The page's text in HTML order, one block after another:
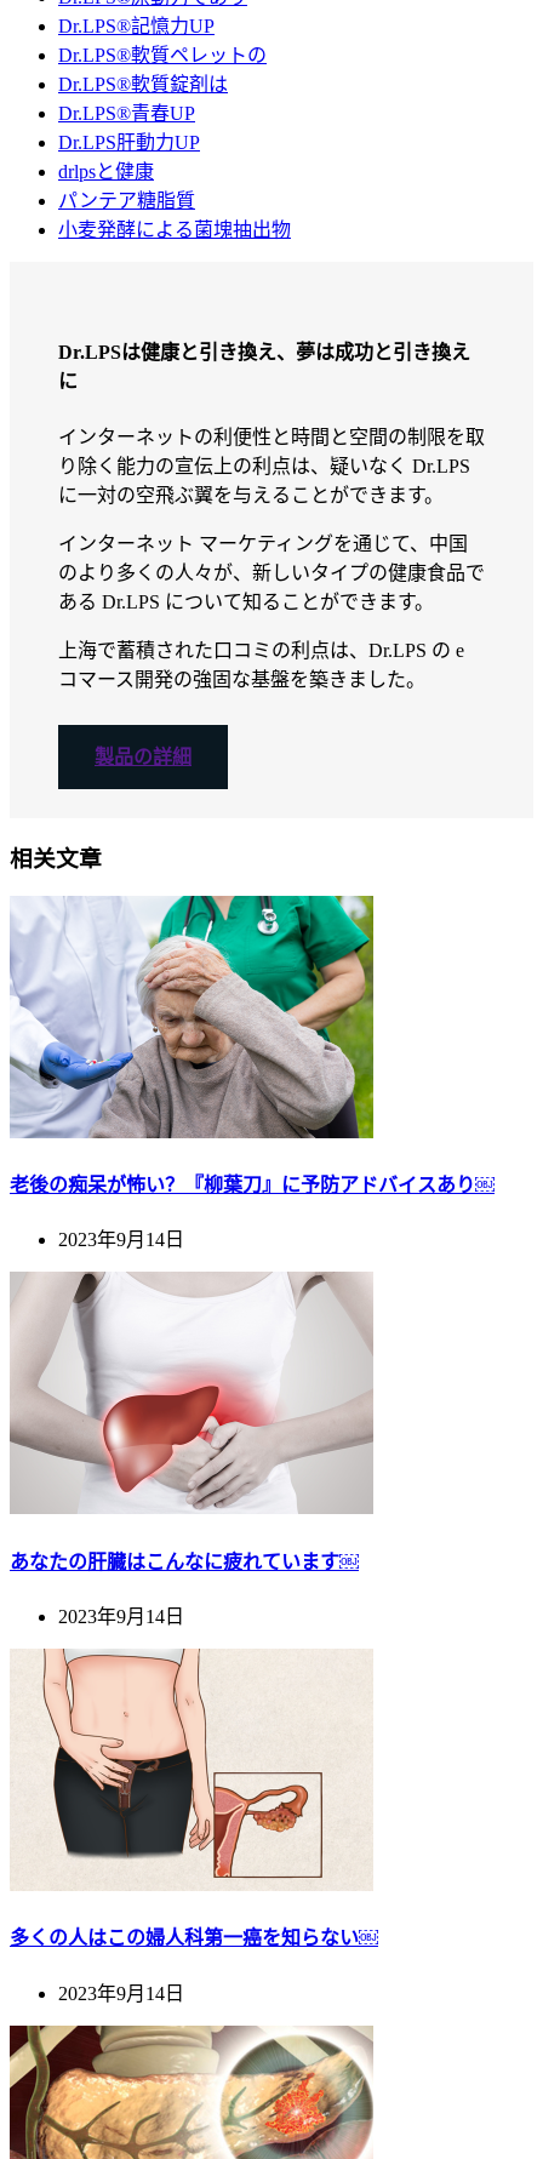
Dr.LPS®記憶力UP
Dr.LPS®軟質ペレットの
Dr.LPS®軟質錠剤は
Dr.LPS®青春UP
Dr.LPS肝動力UP
drlpsと健康
パンテア糖脂質
小麦発酵による菌塊抽出物
Dr.LPSは健康と引き換え、夢は成功と引き換え
に
インターネットの利便性と時間と空間の制限を取
り除く能力の宣伝上の利点は、疑いなく Dr.LPS
に一対の空飛ぶ翼を与えることができます。
インターネット マーケティングを通じて、中国
のより多くの人々が、新しいタイプの健康食品で
ある Dr.LPS について知ることができます。
上海で蓄積された口コミの利点は、Dr.LPS の e
コマース開発の強固な基盤を築きました。
製品の詳細
相关文章
老後の痴呆が怖い？『柳葉刀』に予防アドバイスあり￼
2023年9月14日
あなたの肝臓はこんなに疲れています￼
2023年9月14日
多くの人はこの婦人科第一癌を知らない￼
2023年9月14日